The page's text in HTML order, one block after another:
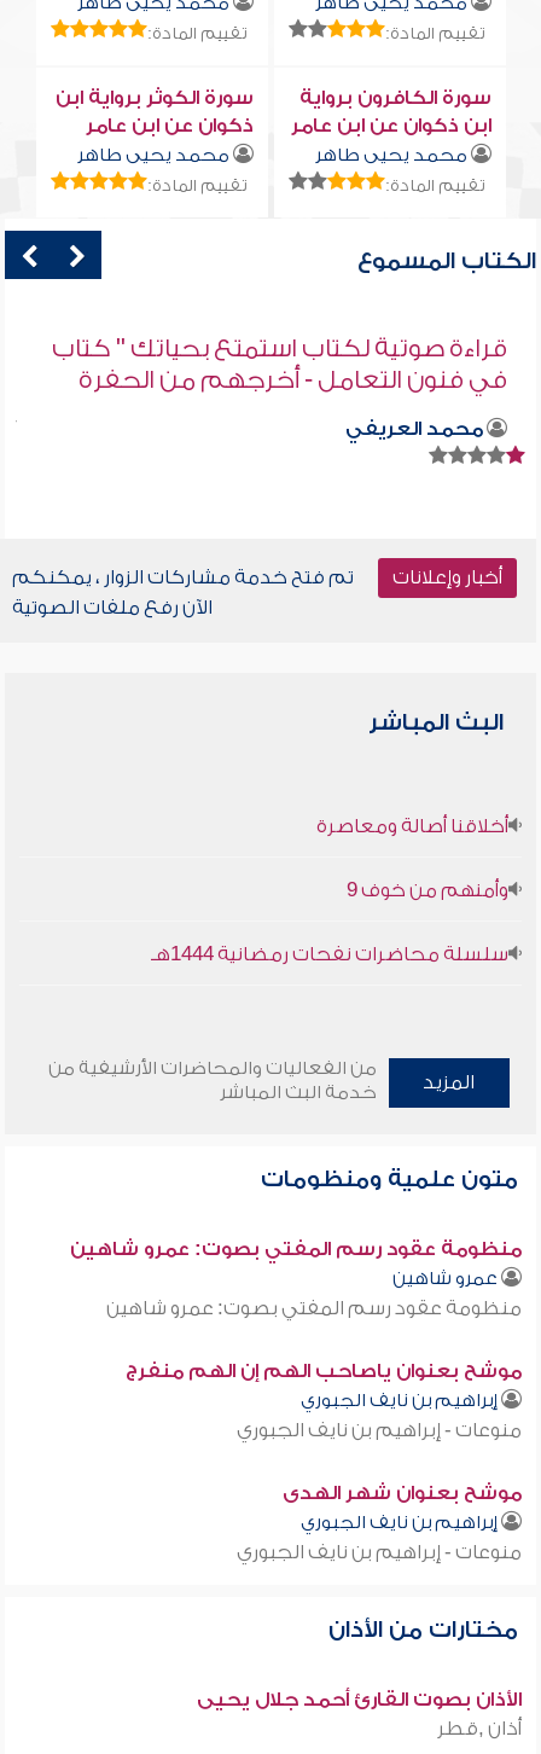
تقييم المادة: تقييم المادة:
سورة الكافرون برواية
ابن ذكوان عن ابن عامر
محمد يحيى طاهر
تقييم المادة:
سورة الكوثر برواية ابن
ذكوان عن ابن عامر
محمد يحيى طاهر
تقييم المادة:
الكتاب المسموع
قراءة صوتية لكتاب استمتع بحياتك " كتاب
في فنون التعامل - أخرجهم من الحفرة
محمد العريفي
أخبار وإعلانات
تم فتح خدمة مشاركات الزوار ، يمكنكم
الآن رفع ملفات الصوتية
البث المباشر
أخلاقنا أصالة ومعاصرة
وأمنهم من خوف 9
سلسلة محاضرات نفحات رمضانية 1444هـ
المزيد
من الفعاليات والمحاضرات الأرشيفية من
خدمة البث المباشر
متون علمية ومنظومات
منظومة عقود رسم المفتي بصوت: عمرو شاهين
عمرو شاهين
منظومة عقود رسم المفتي بصوت: عمرو شاهين
موشح بعنوان ياصاحب الهم إن الهم منفرج
إبراهيم بن نايف الجبوري
منوعات - إبراهيم بن نايف الجبوري
موشح بعنوان شهر الهدى
إبراهيم بن نايف الجبوري
منوعات - إبراهيم بن نايف الجبوري
مختارات من الأذان
الأذان بصوت القارئ أحمد جلال يحيى
أذان ,قطر